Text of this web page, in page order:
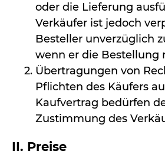
oder die Lieferung
Verkäufer ist jedoch
Besteller unverzüglich
wenn er die Bestellung
Übertragungen von
Pflichten des Käufers
Kaufvertrag bedürfen
Zustimmung des
II. Preise